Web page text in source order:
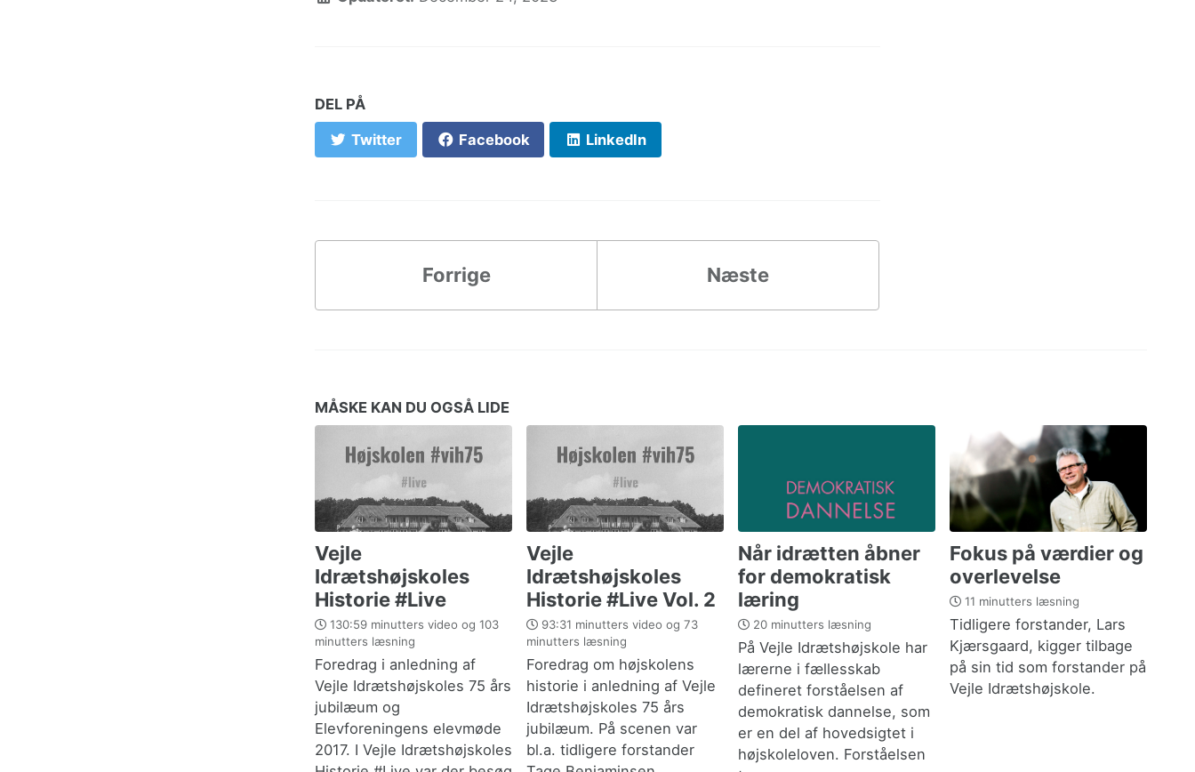
DEL PÅ
Twitter Facebook LinkedIn
Forrige Næste
MÅSKE KAN DU OGSÅ LIDE
Vejle
Idrætshøjskoles
Historie #Live
130:59 minutters video og 103
minutters læsning
Foredrag i anledning af
Vejle Idrætshøjskoles 75 års
jubilæum og
Elevforeningens elevmøde
2017. I Vejle Idrætshøjskoles
Vejle
Idrætshøjskoles
Historie #Live Vol. 2
93:31 minutters video og 73
minutters læsning
Foredrag om højskolens
historie i anledning af Vejle
Idrætshøjskoles 75 års
jubilæum. På scenen var
bl.a. tidligere forstander
Når idrætten åbner
for demokratisk
læring
20 minutters læsning
På Vejle Idrætshøjskole har
lærerne i fællesskab
defineret forståelsen af
demokratisk dannelse, som
er en del af hovedsigtet i
højskoleloven. Forståelsen
Fokus på værdier og
overlevelse
11 minutters læsning
Tidligere forstander, Lars
Kjærsgaard, kigger tilbage
på sin tid som forstander på
Vejle Idrætshøjskole.